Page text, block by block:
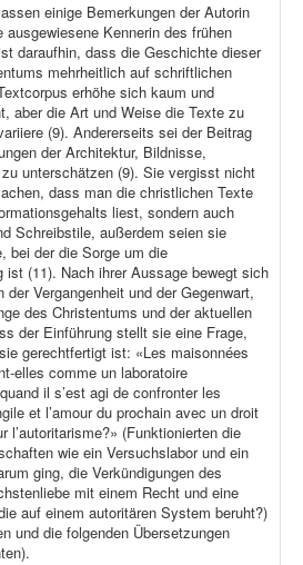
einige Bemerkungen der Autorin
Kennerin des frühen
daraufhin, dass die Geschichte dieser
mehrheitlich auf schriftlichen
erhöhe sich kaum und
aber die Art und Weise die Texte zu
(9). Andererseits sei der Beitrag
der Architektur, Bildnisse,
unterschätzen (9). Sie vergisst nicht
dass man die christlichen Texte
liest, sondern auch
Schreibstile, außerdem seien sie
bei der die Sorge um die
ist (11). Nach ihrer Aussage bewegt sich
Vergangenheit und der Gegenwart,
des Christentums und der aktuellen
der Einführung stellt sie eine Frage,
gerechtfertigt ist: «Les maisonnées
elles comme un laboratoire
il s’est agi de confronter les
et l’amour du prochain avec un droit
l’autoritarisme?» (Funktionierten die
wie ein Versuchslabor und ein
ging, die Verkündigungen des
mit einem Recht und eine
auf einem autoritären System beruht?)
und die folgenden Übersetzungen